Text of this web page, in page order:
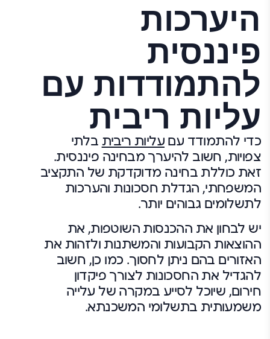
היערכות
פיננסית
להתמודדות עם
עליות ריבית
כדי להתמודד עם עליות ריבית בלתי
צפויות, חשוב להיערך מבחינה פיננסית.
זאת כוללת בחינה מדוקדקת של התקציב
המשפחתי, הגדלת חסכונות והערכות
לתשלומים גבוהים יותר.
יש לבחון את ההכנסות השוטפות, את
ההוצאות הקבועות והמשתנות ולזהות את
האזורים בהם ניתן לחסוך. כמו כן, חשוב
להגדיל את החסכונות לצורך פיקדון
חירום, שיוכל לסייע במקרה של עלייה
משמעותית בתשלומי המשכנתא.